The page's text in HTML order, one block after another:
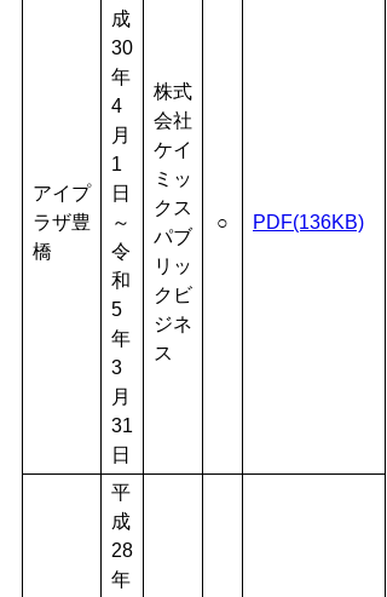
アイプ
ラザ豊
橋
成
30
年
4
月
1
日
～
令
和
5
年
3
月
31
日
株式
会社
ケイ
ミッ
クス
パブ
リッ
クビ
ジネ
ス
○ PDF(136KB)
平
成
28
年